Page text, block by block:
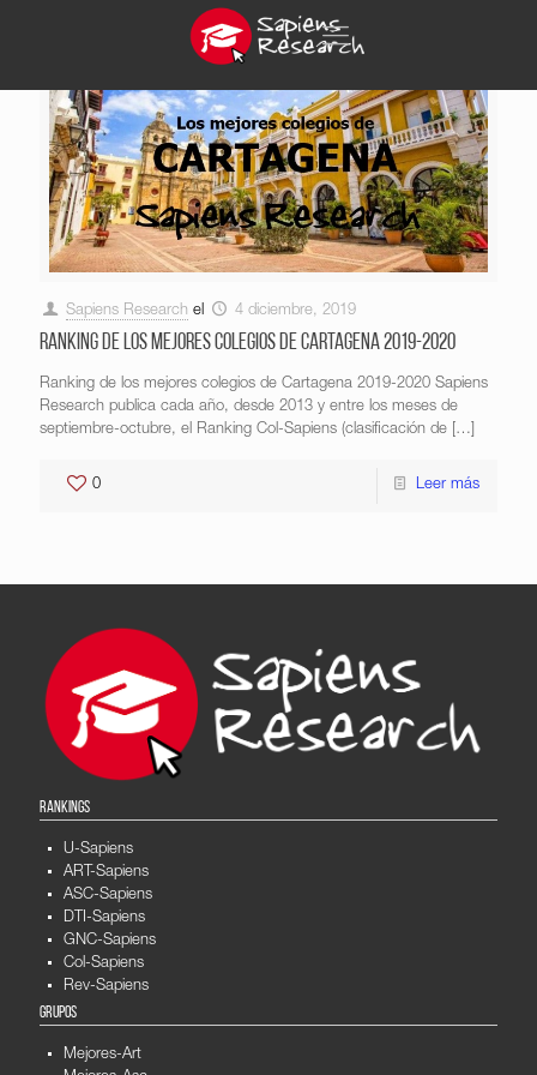
Sapiens Research el 4 diciembre, 2019
Ranking de los mejores colegios de Cartagena 2019-2020
Ranking de los mejores colegios de Cartagena 2019-2020 Sapiens
Research publica cada año, desde 2013 y entre los meses de
septiembre-octubre, el Ranking Col-Sapiens (clasificación de […]
0 Leer más
RANKINGS
U-Sapiens
ART-Sapiens
ASC-Sapiens
DTI-Sapiens
GNC-Sapiens
Col-Sapiens
Rev-Sapiens
GRUPOS
Mejores-Art